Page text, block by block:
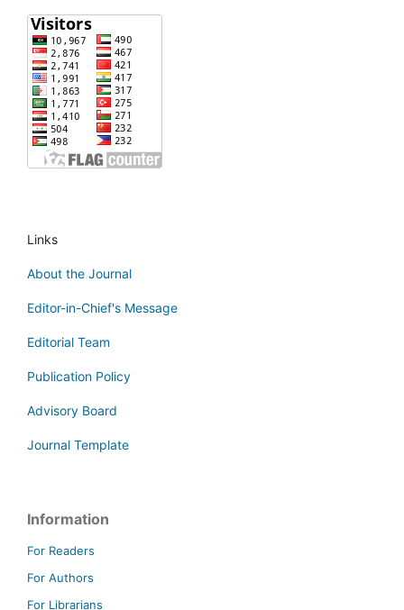
Links
About the Journal
Editor-in-Chief's Message
Editorial Team
Publication Policy
Advisory Board
Journal Template
Information
For Readers
For Authors
For Librarians